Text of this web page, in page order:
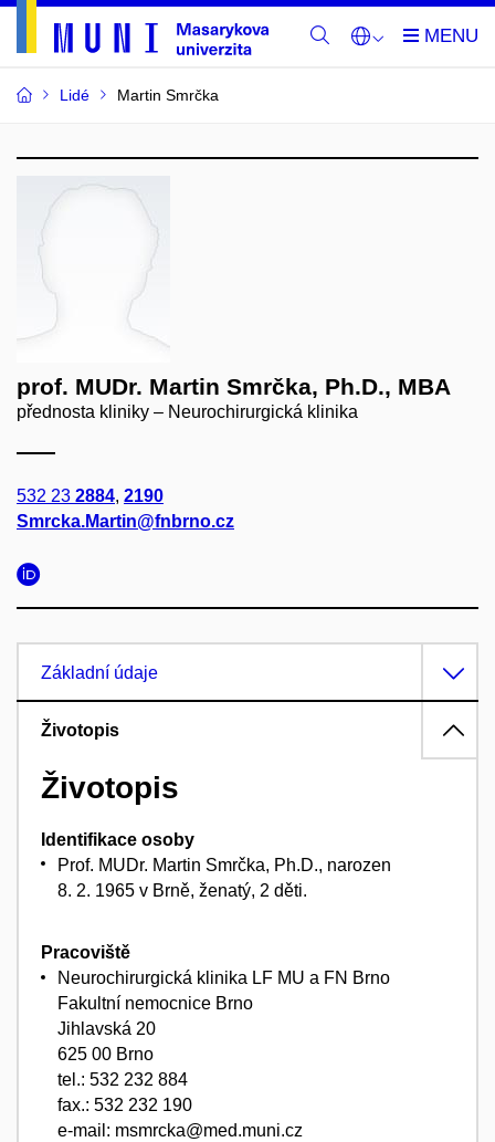
Lidé Martin Smrčka
prof. MUDr. Martin Smrčka, Ph.D., MBA
přednosta kliniky – Neurochirurgická klinika
532 23 2884, 2190
Smrcka.Martin@fnbrno.cz
Základní údaje
Životopis
Životopis
Identifikace osoby
Prof. MUDr. Martin Smrčka, Ph.D., narozen
8. 2. 1965 v Brně, ženatý, 2 děti.
Pracoviště
Neurochirurgická klinika LF MU a FN Brno
Fakultní nemocnice Brno
Jihlavská 20
625 00 Brno
tel.: 532 232 884
fax.: 532 232 190
e-mail: msmrcka@med.muni.cz